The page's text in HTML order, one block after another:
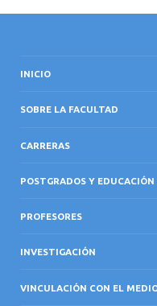
INICIO
SOBRE LA FACULTAD
CARRERAS
POSTGRADOS Y
PROFESORES
INVESTIGACIÓN
VINCULACIÓN CON EL